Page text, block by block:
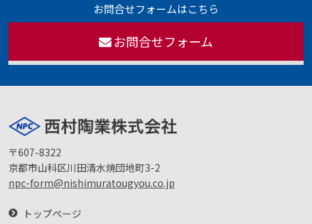
お問合せフォームはこちら
お問合せフォーム
〒607-8322
京都市山科区川田清水焼団地町3-2
npc-form@nishimuratougyou.co.jp
トップページ